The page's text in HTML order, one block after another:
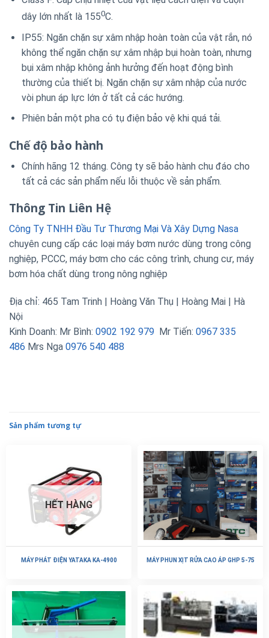
dây lớn nhất là 1550C.
IP55: Ngăn chặn sự xâm nhập hoàn toàn của vật rắn, nó
không thể ngăn chặn sự xâm nhập bụi hoàn toàn, nhưng
bụi xâm nhập không ảnh hưởng đến hoạt động bình
thường của thiết bị. Ngăn chặn sự xâm nhập của nước
vòi phun áp lực lớn ở tất cả các hướng.
Phiên bản một pha có tụ điện bảo vệ khi quá tải.
Chế độ bảo hành
Chính hãng 12 tháng. Công ty sẽ bảo hành chu đáo cho
tất cả các sản phẩm nếu lỗi thuộc về sản phẩm.
Thông Tin Liên Hệ
Công Ty TNHH Đầu Tư Thương Mại Và Xây Dựng Nasa
chuyên cung cấp các loại máy bơm nước dùng trong công
nghiệp, PCCC, máy bơm cho các công trình, chung cư, máy
bơm hóa chất dùng trong nông nghiệp
Địa chỉ: 465 Tam Trinh | Hoàng Văn Thụ | Hoàng Mai | Hà
Nội
Kinh Doanh: Mr Bình: 0902 192 979 Mr Tiến: 0967 335
486 Mrs Nga 0976 540 488
Sản phẩm tương tự
HẾT HÀNG
MÁY PHÁT ĐIỆN YATAKA KA-4900 MÁY PHUN XỊT RỬA CAO ÁP GHP 5-75